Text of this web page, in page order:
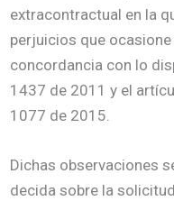
extracontractual en la
perjuicios que
concordancia con lo
1437 de 2011 y el
1077 de 2015.
Dichas observaciones
decida sobre la